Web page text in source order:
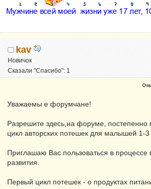
kav
Новичок
Сказали "Спасибо": 1
Уважаемы е форумчане!
Разрешите здесь,на форуме, постепенно
цикл авторских потешек для малышей 1-
Приглашаю Вас пользоваться в процессе
развития.
Первый цикл потешек - о продуктах